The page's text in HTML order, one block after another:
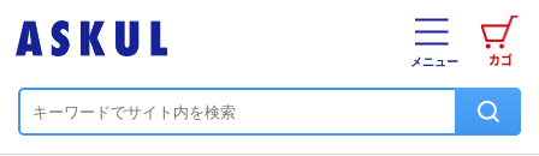
カゴ
メニュー